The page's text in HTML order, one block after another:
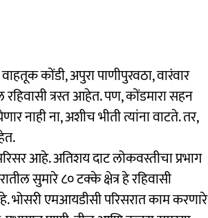
कोंडी, अपुरा पाणीपुरवठा, वारंवार
त्रस्त आहेत. पण, कोंडमारा सहन
नाही ना, अशीच भीती त्यांना वाटते. तर,
आहे. अतिशय दाट लोकवस्तीचा प्रभाग
सुमारे ८० टक्के क्षेत्र हे रहिवासी
भोसरी एमआयडीसी परिसरात काम करणारे